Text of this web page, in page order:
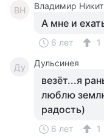
ВН Владимир
А мне и
6 лет 1
Ду Дульсинея
везёт...я
люблю
радость)
6 лет 1